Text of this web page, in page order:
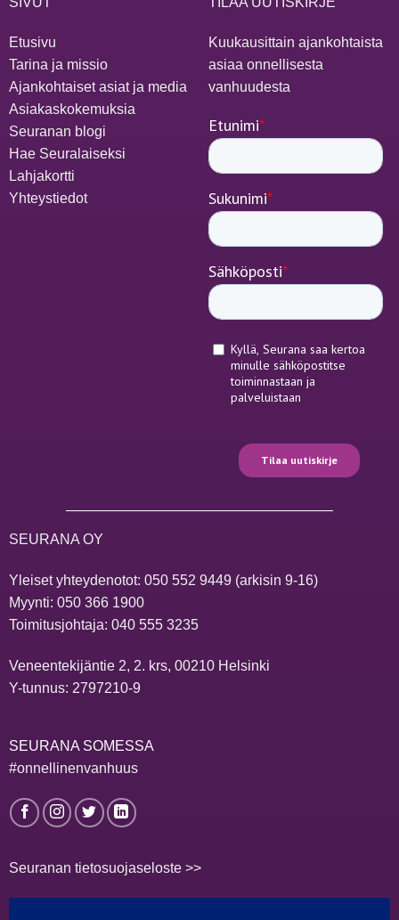
Etusivu
Tarina ja missio
Ajankohtaiset asiat ja media
Asiakaskokemuksia
Seuranan blogi
Hae Seuralaiseksi
Lahjakortti
Yhteystiedot
Kuukausittain ajankohtaista
asiaa onnellisesta
vanhuudesta
SEURANA OY
Yleiset yhteydenotot: 050 552 9449(arkisin 9-16)
Myynti: 050 366 1900
Toimitusjohtaja: 040 555 3235
Veneentekijäntie 2, 2. krs, 00210 Helsinki
Y-tunnus: 2797210-9
SEURANA SOMESSA
#onnellinenvanhuus
Seuranan tietosuojaseloste >>